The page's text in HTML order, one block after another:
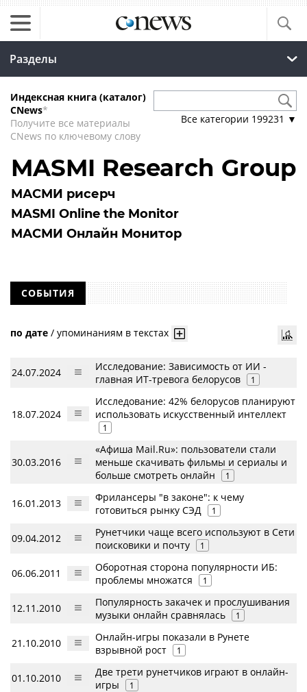
Разделы
Индексная книга (каталог)
CNews*
Получите все материалы
CNews по ключевому слову
Все категории 199231 ▼
MASMI Research Group
МАСМИ рисерч
MASMI Online the Monitor
МАСМИ Онлайн Монитор
СОБЫТИЯ
по дате / упоминаниям в текстах
24.07.2024
Исследование: Зависимость от ИИ -
главная ИТ-тревога белорусов
1
18.07.2024
Исследование: 42% белорусов планируют
использовать искусственный интеллект
1
30.03.2016
«Афиша Mail.Ru»: пользователи стали
меньше скачивать фильмы и сериалы и
больше смотреть онлайн
1
16.01.2013
Фрилансеры "в законе": к чему
готовиться рынку СЭД
1
09.04.2012
Рунетчики чаще всего используют в Сети
поисковики и почту
1
06.06.2011
Оборотная сторона популярности ИБ:
проблемы множатся
1
12.11.2010
Популярность закачек и прослушивания
музыки онлайн сравнялась
1
21.10.2010
Онлайн-игры показали в Рунете
взрывной рост
1
01.10.2010
Две трети рунетчиков играют в онлайн-
игры
1